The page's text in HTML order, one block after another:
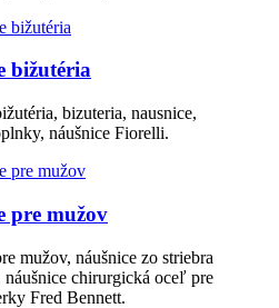
bižutéria
bizuteria, nausnice,
náušnice Fiorelli.
pre mužov
mužov, náušnice zo striebra
náušnice chirurgická oceľ pre
Fred Bennett.